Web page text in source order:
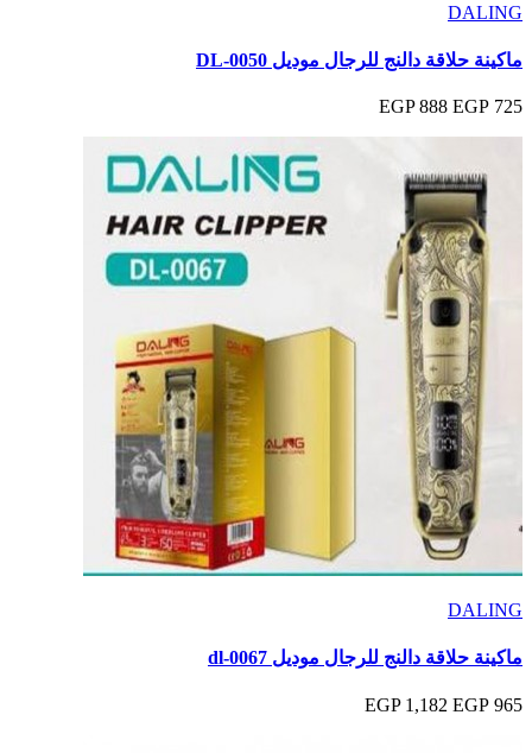
DALING
ماكينة حلاقة دالنج للرجال موديل DL-0050
725 EGP
888 EGP
DALING
ماكينة حلاقة دالنج للرجال موديل dl-0067
965 EGP
1,182 EGP